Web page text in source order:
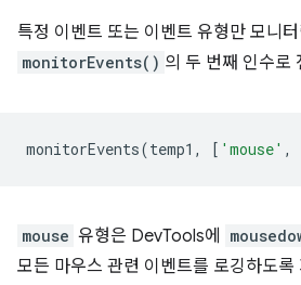
특정 이벤트 또는 이벤트 유형만 모니
monitorEvents() 의 두 번째 인수로
monitorEvents(temp1 , [ 'mouse' ,
mouse 유형은 DevTools에
모든 마우스 관련 이벤트를 로깅하도록